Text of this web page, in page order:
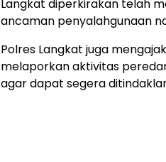
Langkat diperkirakan telah
ancaman penyalahgunaan
Polres Langkat juga
melaporkan aktivitas
agar dapat segera